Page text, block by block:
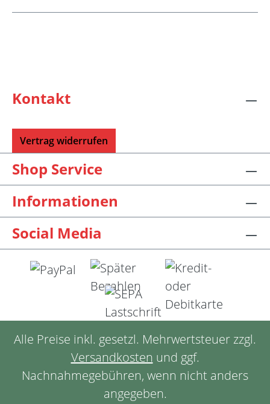
Kontakt
Vertrag widerrufen
Shop Service
Informationen
Social Media
Alle Preise inkl. gesetzl. Mehrwertsteuer zzgl.
Versandkosten und ggf.
Nachnahmegebühren, wenn nicht anders
angegeben.